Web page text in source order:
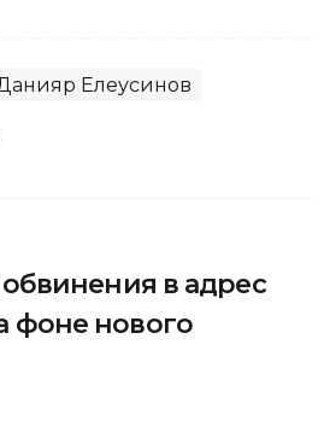
Елеусинов
обвинения в адрес
фоне нового